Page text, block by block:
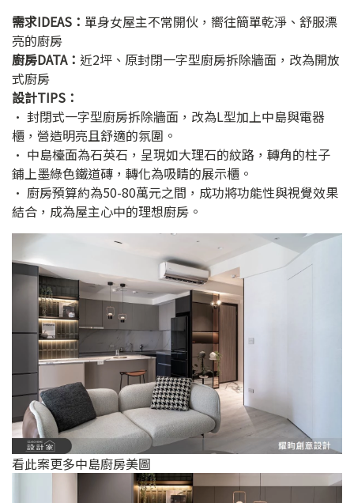
需求IDEAS： 單身女屋主不常開伙，嚮往簡單乾淨、舒服漂
亮的廚房
廚房DATA： 近2坪、原封閉一字型廚房拆除牆面，改為開放
式廚房
設計TIPS：
• 封閉式一字型廚房拆除牆面，改為L型加上中島與電器
櫃，營造明亮且舒適的氛圍。
• 中島檯面為石英石，呈現如大理石的紋路，轉角的柱子
鋪上墨綠色鐵道磚，轉化為吸睛的展示櫃。
• 廚房預算約為50-80萬元之間，成功將功能性與視覺效果
結合，成為屋主心中的理想廚房。
看此案更多中島廚房美圖